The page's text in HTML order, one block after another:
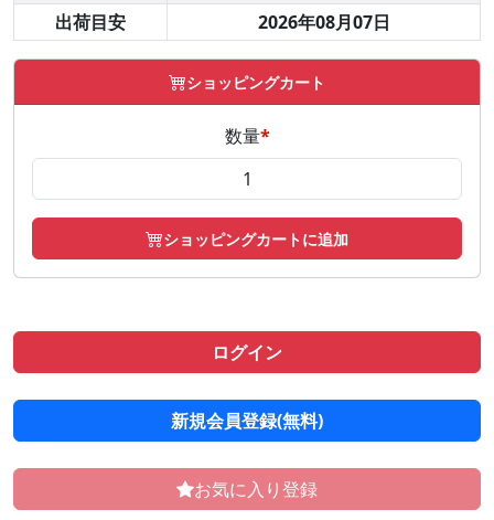
出荷目安
2026年08月07日
ショッピングカート
数量*
ショッピングカートに追加
ログイン
新規会員登録(無料)
お気に入り登録